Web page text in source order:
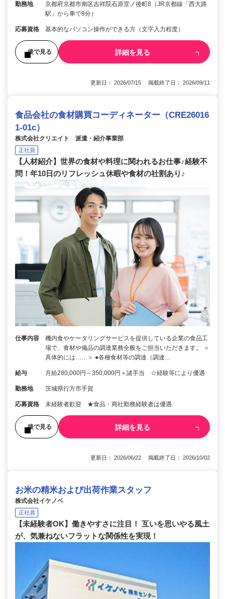
勤務地
京都府京都市南区吉祥院石原堂ノ後町8（JR京都線「西大路
駅」から車で8分）
応募資格 基本的なパソコン操作ができる方（文字入力程度）
後で見る 詳細を見る
更新日： 2026/07/15 掲載終了日： 2026/09/11
食品会社の食材購買コーディネーター（CRE26016
1-01c）
株式会社クリエイト 派遣・紹介事業部
正社員
【人材紹介】世界の食材や料理に関われるお仕事♪経験不
問！年10日のリフレッシュ休暇や食材の社割あり♪
仕事内容
機内食やケータリングサービスを提供している企業の食品工
場で、食材や備品の調達業務全般をご担当いただきます。 ＜
具体的には……＞ ●各種食材等の調達（調達…
給与 月給280,000円～350,000円＋諸手当 ☆経験等により優遇
勤務地 茨城県行方市手賀
応募資格 未経験者歓迎 ★食品・商社勤務経験者は優遇
後で見る 詳細を見る
更新日： 2026/06/22 掲載終了日： 2026/10/02
お米の精米および出荷作業スタッフ
株式会社イケノベ
正社員
【未経験者OK】働きやすさに注目！ 互いを思いやる風土
が、気兼ねないフラットな関係性を実現！